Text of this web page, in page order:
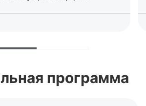
программа